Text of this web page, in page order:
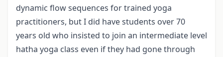
dynamic flow sequences for trained yoga
practitioners, but I did have students over 70
years old who insisted to join an intermediate level
hatha yoga class even if they had gone through